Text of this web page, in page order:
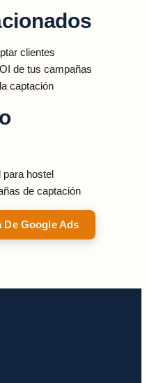
clientes
de tus campañas
captación
para hostel
de captación
De Google Ads